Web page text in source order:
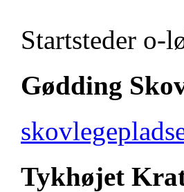
Startsteder o-
Gødding
Tykhøjet